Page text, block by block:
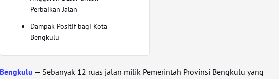
Perbaikan Jalan
Dampak Positif bagi Kota
Bengkulu
Bengkulu — Sebanyak 12 ruas jalan milik Pemerintah Provinsi Bengkulu yang